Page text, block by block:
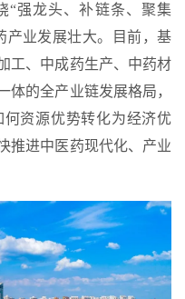
“强龙头、补链条、聚集
产业发展壮大。目前，基
工、中成药生产、中药材
体的全产业链发展格局，
资源优势转化为经济优
推进中医药现代化、产业